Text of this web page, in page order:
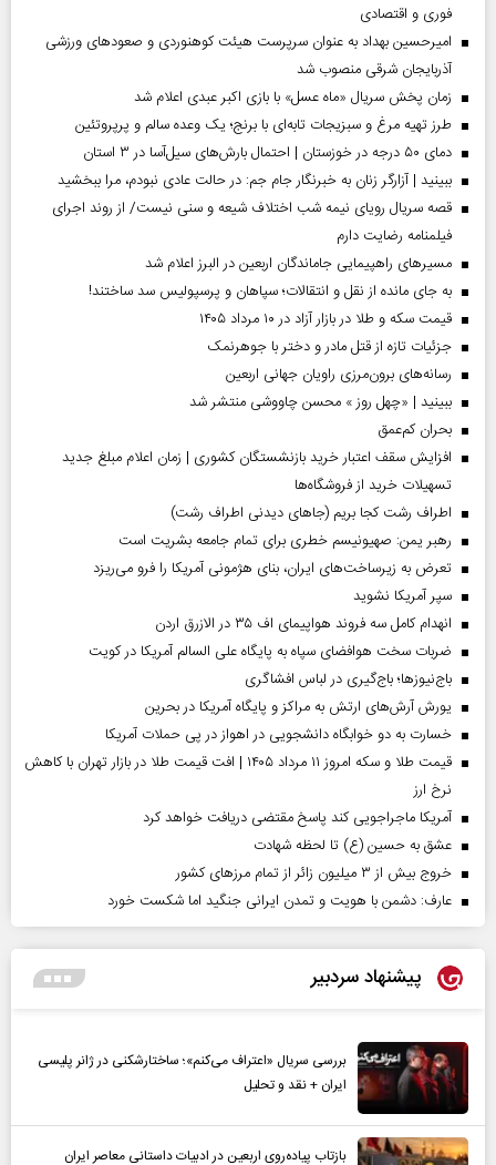
فوری و اقتصادی
امیرحسین بهداد به عنوان سرپرست هیئت کوهنوردی و صعودهای ورزشی
آذربایجان شرقی منصوب شد
زمان پخش سریال «ماه عسل» با بازی اکبر عبدی اعلام شد
طرز تهیه مرغ و سبزیجات تابه‌ای با برنج؛ یک وعده سالم و پرپروتئین
دمای ۵۰ درجه در خوزستان | احتمال بارش‌های سیل‌آسا در ۳ استان
ببینید | آزارگر زنان به خبرنگار جام جم: در حالت عادی نبودم، مرا ببخشید
قصه سریال رویای نیمه شب اختلاف شیعه و سنی نیست/ از روند اجرای
فیلمنامه رضایت دارم
مسیر‌های راهپیمایی جاماندگان اربعین در البرز اعلام شد
به جای مانده از نقل و انتقالات؛ سپاهان و پرسپولیس سد ساختند!
قیمت سکه و طلا در بازار آزاد در ۱۰ مرداد ۱۴۰۵
جزئیات تازه از قتل مادر و دختر با جوهرنمک
رسانه‌های برون‌مرزی راویان جهانی اربعین
ببینید | «چهل روز » محسن چاووشی منتشر شد
بحران کم‌عمق
افزایش سقف اعتبار خرید بازنشستگان کشوری | زمان اعلام مبلغ جدید
تسهیلات خرید از فروشگاه‌ها
اطراف رشت کجا بریم (جاهای دیدنی اطراف رشت)
رهبر یمن: صهیونیسم خطری برای تمام جامعه بشریت است
تعرض به زیرساخت‌های ایران، بنای هژمونی آمریکا را فرو می‌ریزد
سپر آمریکا نشوید
انهدام کامل سه فروند هواپیمای اف ۳۵ در الازرق اردن
ضربات سخت هوافضای سپاه به پایگاه علی السالم آمریکا در کویت
باج‌نیوزها؛ باج‌گیری در لباس افشاگری
یورش آرش‌های ارتش به مراکز و پایگاه‌ آمریکا در بحرین
خسارت به دو خوابگاه دانشجویی در اهواز در پی حملات آمریکا
قیمت طلا و سکه امروز ۱۱ مرداد ۱۴۰۵ | افت قیمت طلا در بازار تهران با کاهش
نرخ ارز
آمریکا ماجراجویی کند پاسخ مقتضی دریافت خواهد کرد
عشق به حسین (ع) تا لحظه شهادت
خروج بیش از ۳ میلیون زائر از تمام مرز‌های کشور
عارف: دشمن با هویت و تمدن ایرانی جنگید اما شکست خورد
پیشنهاد سردبیر
بررسی سریال «اعتراف می‌کنم»؛ ساختارشکنی در ژانر پلیسی
ایران + نقد و تحلیل
بازتاب پیاده‌روی اربعین در ادبیات داستانی معاصر ایران